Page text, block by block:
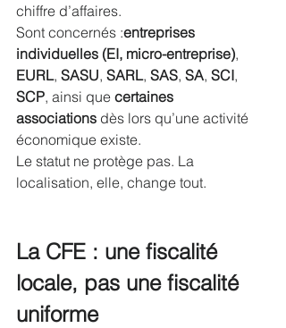
chiffre d’affaires.
Sont concernés :entreprises
individuelles (EI, micro-entreprise),
EURL, SASU, SARL, SAS, SA, SCI,
SCP, ainsi que certaines
associations dès lors qu’une activité
économique existe.
Le statut ne protège pas. La
localisation, elle, change tout.
La CFE : une fiscalité
locale, pas une fiscalité
uniforme